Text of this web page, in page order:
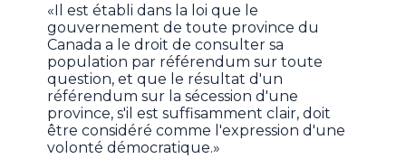
«Il est établi dans la loi que le
gouvernement de toute province du
Canada a le droit de consulter sa
population par référendum sur toute
question, et que le résultat d'un
référendum sur la sécession d'une
province, s'il est suffisamment clair, doit
être considéré comme l'expression d'une
volonté démocratique.»